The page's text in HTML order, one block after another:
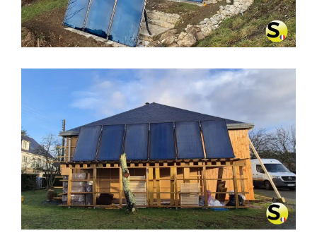
CHAUFFAGE SOLAIRE SOLISART À
PLESSÉ